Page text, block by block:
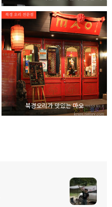
북경오리가 맛있는 마오